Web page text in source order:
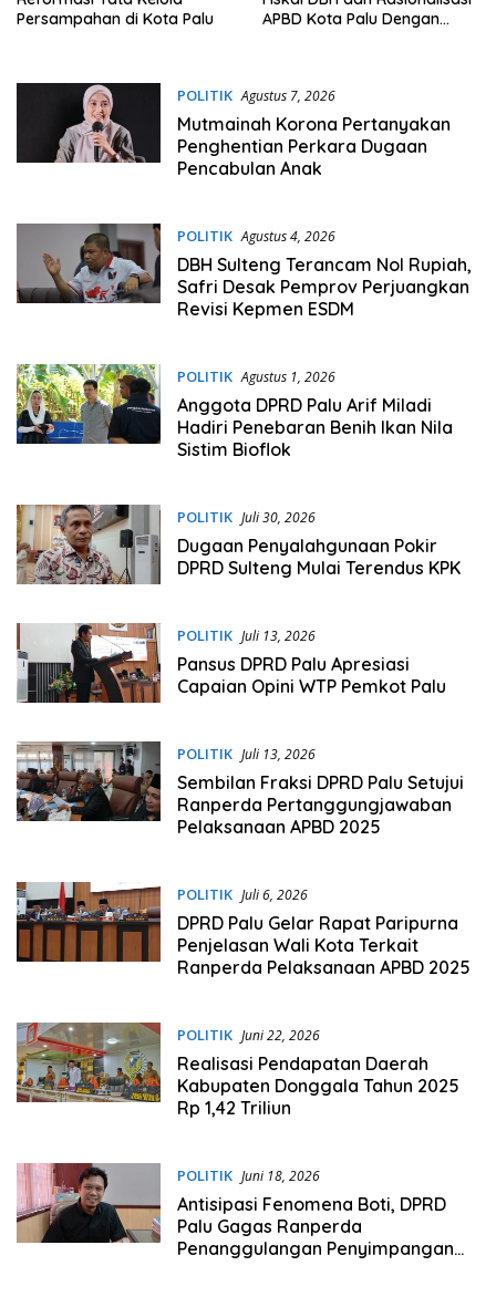
Persampahan di Kota Palu
APBD Kota Palu Dengan
POLITIK Agustus 7, 2026
Mutmainah Korona Pertanyakan
Penghentian Perkara Dugaan
Pencabulan Anak
POLITIK Agustus 4, 2026
DBH Sulteng Terancam Nol Rupiah,
Safri Desak Pemprov Perjuangkan
Revisi Kepmen ESDM
POLITIK Agustus 1, 2026
Anggota DPRD Palu Arif Miladi
Hadiri Penebaran Benih Ikan Nila
Sistim Bioflok
POLITIK Juli 30, 2026
Dugaan Penyalahgunaan Pokir
DPRD Sulteng Mulai Terendus KPK
POLITIK Juli 13, 2026
Pansus DPRD Palu Apresiasi
Capaian Opini WTP Pemkot Palu
POLITIK Juli 13, 2026
Sembilan Fraksi DPRD Palu Setujui
Ranperda Pertanggungjawaban
Pelaksanaan APBD 2025
POLITIK Juli 6, 2026
DPRD Palu Gelar Rapat Paripurna
Penjelasan Wali Kota Terkait
Ranperda Pelaksanaan APBD 2025
POLITIK Juni 22, 2026
Realisasi Pendapatan Daerah
Kabupaten Donggala Tahun 2025
Rp 1,42 Triliun
POLITIK Juni 18, 2026
Antisipasi Fenomena Boti, DPRD
Palu Gagas Ranperda
Penanggulangan Penyimpangan